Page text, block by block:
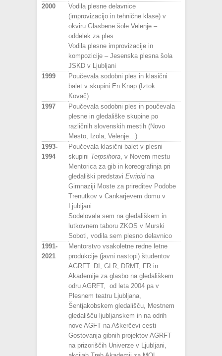
2000
Vodila plesne delavnice
(improvizacijo in tehnične klase) v
okviru Glasbene šole Velenje –
oddelek za ples
Vodila plesne improvizacije in
kompozicije – Jesenska plesna šola
JSKD v Ljubljani
1999
Poučevala sodobni ples in klasični
balet v skupini En Knap (Iztok
Kovač)
1997
Poučevala sodobni ples in poučevala
plesne in gledališke skupine po
različnih slovenskih mestih (Novo
Mesto, Izola, Velenje…)
1993-
1994
Poučevala klasični balet v plesni
skupini Terpsihora , v Novem mestu
Mentorica za gib in koreografinja pri
gledališki predstavi Evripidna
Gimnaziji Moste za prireditev Podobe
Trenutkov v Cankarjevem domu v
Ljubljani
Sodelovala sem na gledališkem in
lutkovnem taboru ZKOS v Murski
Soboti, vodila sem plesno delavnico
1991-
2021
Mentorstvo vsakoletne redne letne
produkcije (javni nastopi) študentov
AGRFT: DI, GLR, DRMT, FR in
Akademije za glasbo na gledališkem
odru AGRFT, od leta 2004 pa v
Plesnem teatru Ljubljana,
Šentjakobskem gledališču, Mestnem
gledališču ljubljanskem in na odrih
nove AGFT na Aškerčevi cesti
Gostovanja gibnih projektov AGRFT
na prizoriščih Univerze v Ljubljani,